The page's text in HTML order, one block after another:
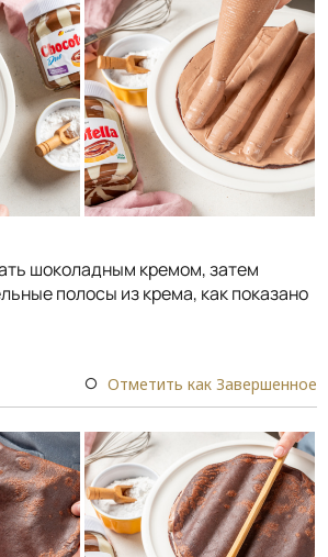
шоколадным кремом, затем
полосы из крема, как показано
Отметить как Завершенное